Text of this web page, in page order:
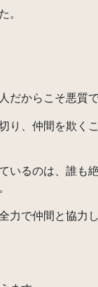
。
からこそ悪質で
り、仲間を欺く
いるのは、誰も
力で仲間と協力